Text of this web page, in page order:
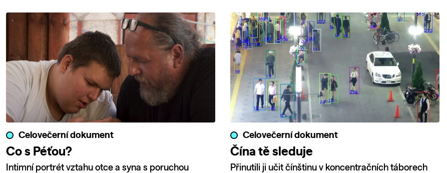
Celovečerní dokument
Co s Péťou?
Intimní portrét vztahu otce a syna s poruchou
Celovečerní dokument
Čína tě sleduje
Přinutili ji učit čínštinu v koncentračních táborech